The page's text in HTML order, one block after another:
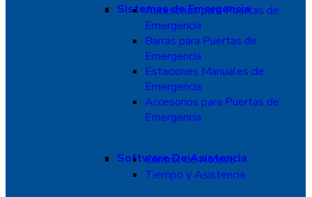
Sistemas de Emergencia
Accesorios para Puertas de
Emergencia
Barras para Puertas de
Emergencia
Estaciones Manuales de
Emergencia
Accesorios para Puertas de
Emergencia
Software De Asistencia
Control de Acceso
Tiempo y Asistencia